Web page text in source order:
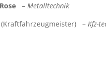
– Metalltechnik
(Kraftfahrzeugmeister) – Kfz-